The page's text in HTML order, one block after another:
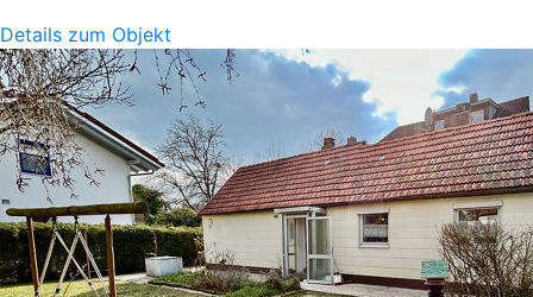
Details zum Objekt